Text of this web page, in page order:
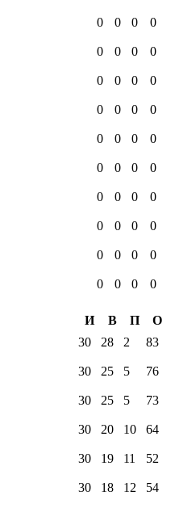
0 0 0 0
0 0 0 0
0 0 0 0
0 0 0 0
0 0 0 0
0 0 0 0
0 0 0 0
0 0 0 0
0 0 0 0
0 0 0
0
И В П
О
30 28 2 83
30 25 5 76
30 25 5 73
30 20 10 64
30 19 11 52
30 18 12 54